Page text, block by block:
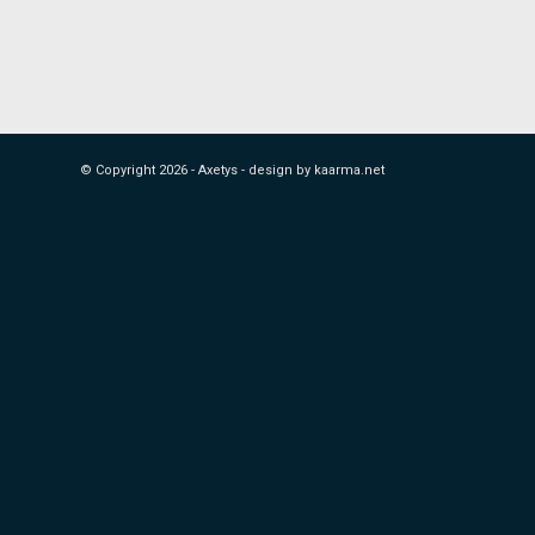
© Copyright 2026 - Axetys - design by kaarma.net